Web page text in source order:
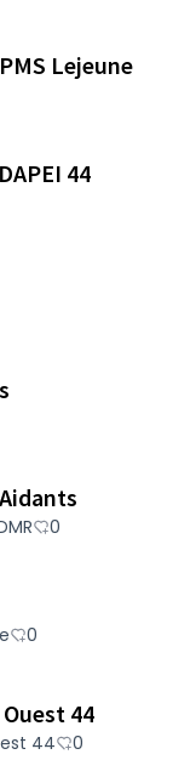
Lejeune
44
0
0
44
44 0